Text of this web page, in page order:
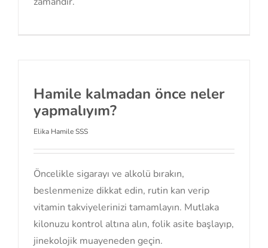
Hamile kalmadan önce neler
yapmalıyım?
Elika Hamile SSS
Öncelikle sigarayı ve alkolü bırakın,
beslenmenize dikkat edin, rutin kan verip
vitamin takviyelerinizi tamamlayın. Mutlaka
kilonuzu kontrol altına alın, folik asite başlayıp,
jinekolojik muayeneden geçin.